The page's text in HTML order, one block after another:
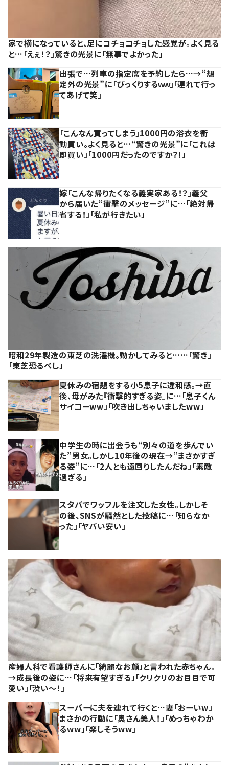
家で横になっていると、足にコチョコチョした感覚が。よく見る
と…「えぇ！？」驚きの光景に「無事でよかった」
出張で…列車の指定席を予約したら…→“想
定外の光景”に「びっくりするｗｗ」「連れて行っ
てあげて笑」
「こんなん買ってしまう」1000円の浴衣を衝
動買い。よく見ると…“驚きの光景”に「これは
即買い」「1000円だったのですか？！」
嫁「こんな帰りたくなる義実家ある！？」義父
から届いた“衝撃のメッセージ”に…「絶対帰
省する！」「私が行きたい」
昭和29年製造の東芝の洗濯機。動かしてみると……「驚き」
「東芝恐るべし」
夏休みの宿題をする小5息子に違和感。→直
後、母がみた『衝撃的すぎる姿』に…「息子くん
サイコーww」「吹き出しちゃいましたww」
中学生の時に出会うも“別々の道を歩んでい
た”男女。しかし10年後の現在→”まさかすぎ
る姿”に…「2人とも遠回りしたんだね」「素敵
過ぎる」
スタバでワッフルを注文した女性。しかしそ
の後、SNSが騒然とした投稿に…「知らなか
った」「ヤバい安い」
産婦人科で看護師さんに「綺麗なお顔」と言われた赤ちゃん。
→成長後の姿に…「将来有望すぎる」「クリクリのお目目で可
愛い」「渋い～！」
スーパーに夫を連れて行くと…妻「おーいw」
まさかの行動に「奥さん美人！」「めっちゃわか
るww」「楽しそうww」